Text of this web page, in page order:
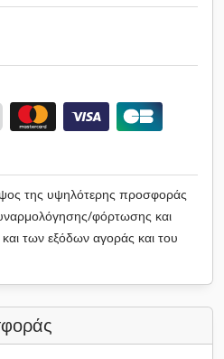
της υψηλότερης προσφοράς
φόρτωσης και
των εξόδων αγοράς και του